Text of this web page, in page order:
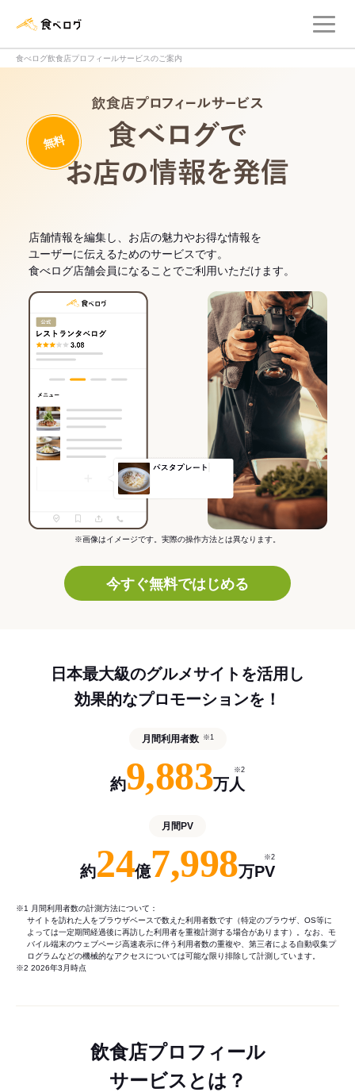
食べログ飲食店プロフィールサービスのご案内
無料
店舗情報を編集し、お店の魅力やお得な情報を
ユーザーに伝えるためのサービスです。
食べログ店舗会員になることでご利用いただけます。
※画像はイメージです。実際の操作方法とは異なります。
今すぐ無料ではじめる
日本最大級のグルメサイトを活用し
効果的なプロモーションを！
月間利用者数 ※1
約9,883万人
※2
月間PV
約24億7,998万PV
※2
※1 月間利用者数の計測方法について：
サイトを訪れた人をブラウザベースで数えた利用者数です（特定のブラウザ、OS等に
よっては一定期間経過後に再訪した利用者を重複計測する場合があります）。なお、モ
バイル端末のウェブページ高速表示に伴う利用者数の重複や、第三者による自動収集プ
ログラムなどの機械的なアクセスについては可能な限り排除して計測しています。
※2 2026年3月時点
飲食店プロフィール
サービスとは？